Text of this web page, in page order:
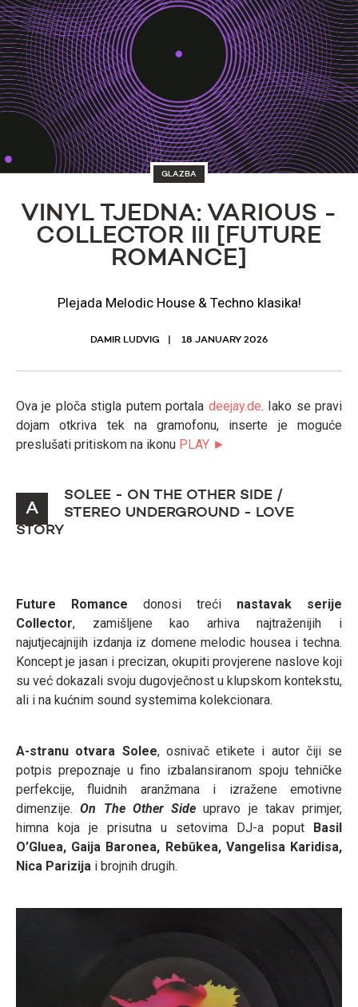
GLAZBA
VINYL TJEDNA: VARIOUS -
COLLECTOR III [FUTURE
ROMANCE]
Plejada Melodic House & Techno klasika!
DAMIR LUDVIG 18 JANUARY 2026
Ova je ploča stigla putem portala deejay.de. Iako se pravi
dojam otkriva tek na gramofonu, inserte je moguće
preslušati pritiskom na ikonu PLAY ►
A
SOLEE - ON THE OTHER SIDE /
STEREO UNDERGROUND - LOVE
STORY
Future Romance donosi treći nastavak serije
Collector, zamišljene kao arhiva najtraženijih i
najutjecajnijih izdanja iz domene melodic housea i techna.
Koncept je jasan i precizan, okupiti provjerene naslove koji
su već dokazali svoju dugovječnost u klupskom kontekstu,
ali i na kućnim sound systemima kolekcionara.
A-stranu otvara Solee, osnivač etikete i autor čiji se
potpis prepoznaje u fino izbalansiranom spoju tehničke
perfekcije, fluidnih aranžmana i izražene emotivne
dimenzije.On The Other Side upravo je takav primjer,
himna koja je prisutna u setovima DJ-a poput Basil
O’Gluea, Gaija Baronea, Rebūkea, Vangelisa Karidisa,
Nica Parizija i brojnih drugih.